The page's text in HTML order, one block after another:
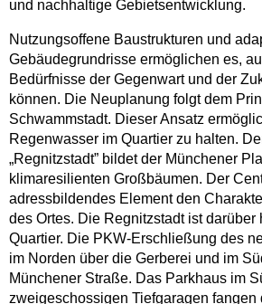
und nachhaltige Gebietsentwicklung.
Nutzungsoffene Baustrukturen und
Gebäudegrundrisse ermöglichen es,
Bedürfnisse der Gegenwart und der
können. Die Neuplanung folgt dem
Schwammstadt. Dieser Ansatz
Regenwasser im Quartier zu halten.
„Regnitzstadt” bildet der Münchener
klimaresilienten Großbäumen. Der
adressbildendes Element den
des Ortes. Die Regnitzstadt ist
Quartier. Die PKW-Erschließung des
im Norden über die Gerberei und im
Münchener Straße. Das Parkhaus im
zweigeschossigen Tiefgaragen fangen